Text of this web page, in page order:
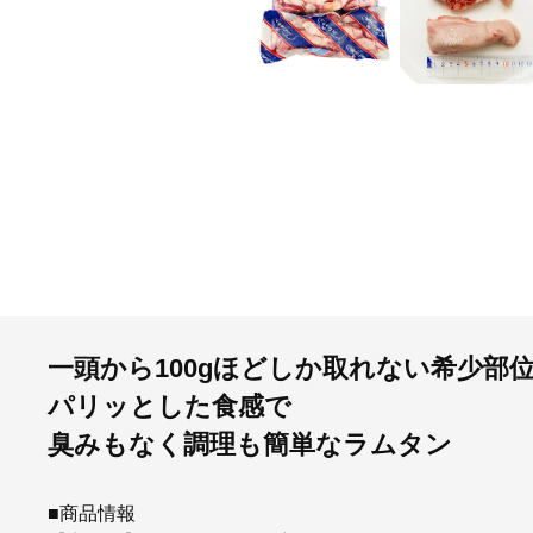
一頭から100gほどしか取れない希少部
パリッとした食感で
臭みもなく調理も簡単なラムタン
■商品情報